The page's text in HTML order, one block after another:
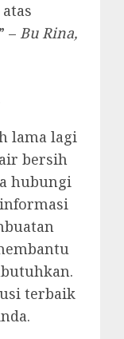
– Bu Rina,
lama lagi
bersih
hubungi
terbaik